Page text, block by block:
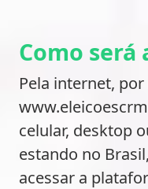
Como será
Pela internet,
celular, desktop
estando no
acessar a